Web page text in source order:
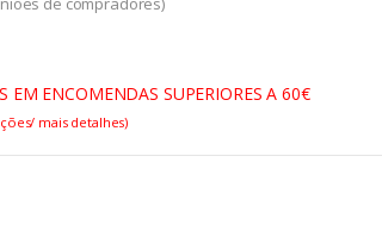
EM ENCOMENDAS SUPERIORES A 60€
mais detalhes)